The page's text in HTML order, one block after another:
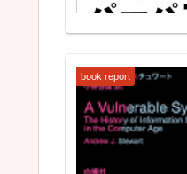
book report